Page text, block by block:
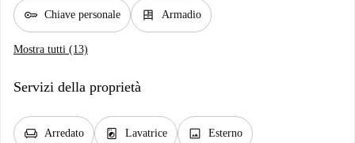
key Chiave personale dresser Armadio
Mostra tutti (13)
Servizi della proprietà
chair Arredato local_laundry_service Lavatrice image Esterno